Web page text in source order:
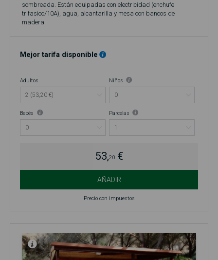
sombreada. Están equipadas con electricidad (enchufe
trifasico/10A), agua, alcantarilla y mesa con bancos de
madera.
el 1 de junio y el 30 de septiembre)!
Mejor tarifa disponible
Adultos Niños
Bebés Parcelas
53,20€
AÑADIR
Precio con impuestos